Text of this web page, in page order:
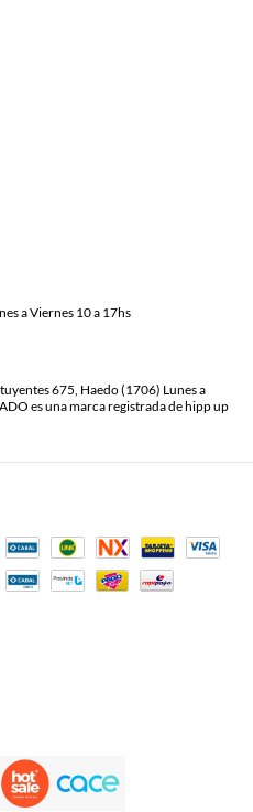
a Viernes 10 a 17hs
675, Haedo (1706) Lunes a
es una marca registrada de hipp up